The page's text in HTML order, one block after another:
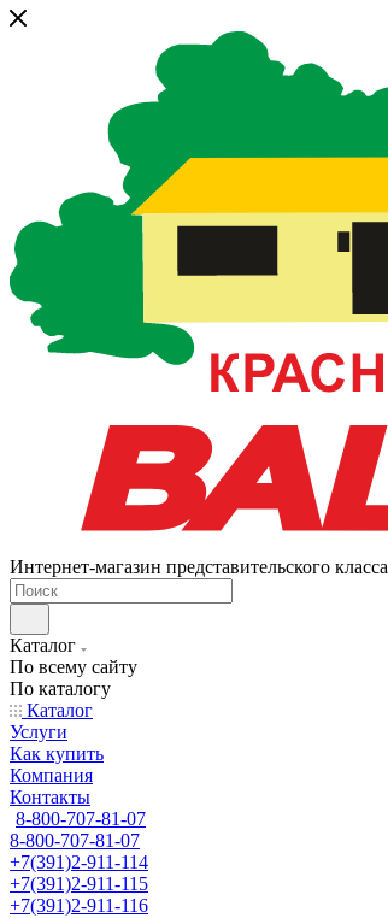
Интернет-магазин представительского класса
Каталог
По всему сайту
По каталогу
Каталог
Услуги
Как купить
Компания
Контакты
8-800-707-81-07
8-800-707-81-07
+7(391)2-911-114
+7(391)2-911-115
+7(391)2-911-116